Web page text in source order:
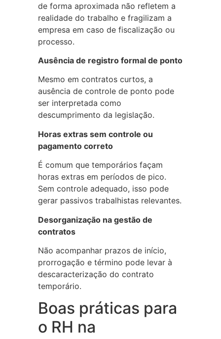
de forma aproximada não refletem a
realidade do trabalho e fragilizam a
empresa em caso de fiscalização ou
processo.
Ausência de registro formal de ponto
Mesmo em contratos curtos, a
ausência de controle de ponto pode
ser interpretada como
descumprimento da legislação.
Horas extras sem controle ou
pagamento correto
É comum que temporários façam
horas extras em períodos de pico.
Sem controle adequado, isso pode
gerar passivos trabalhistas relevantes.
Desorganização na gestão de
contratos
Não acompanhar prazos de início,
prorrogação e término pode levar à
descaracterização do contrato
temporário.
Boas práticas para
o RH na